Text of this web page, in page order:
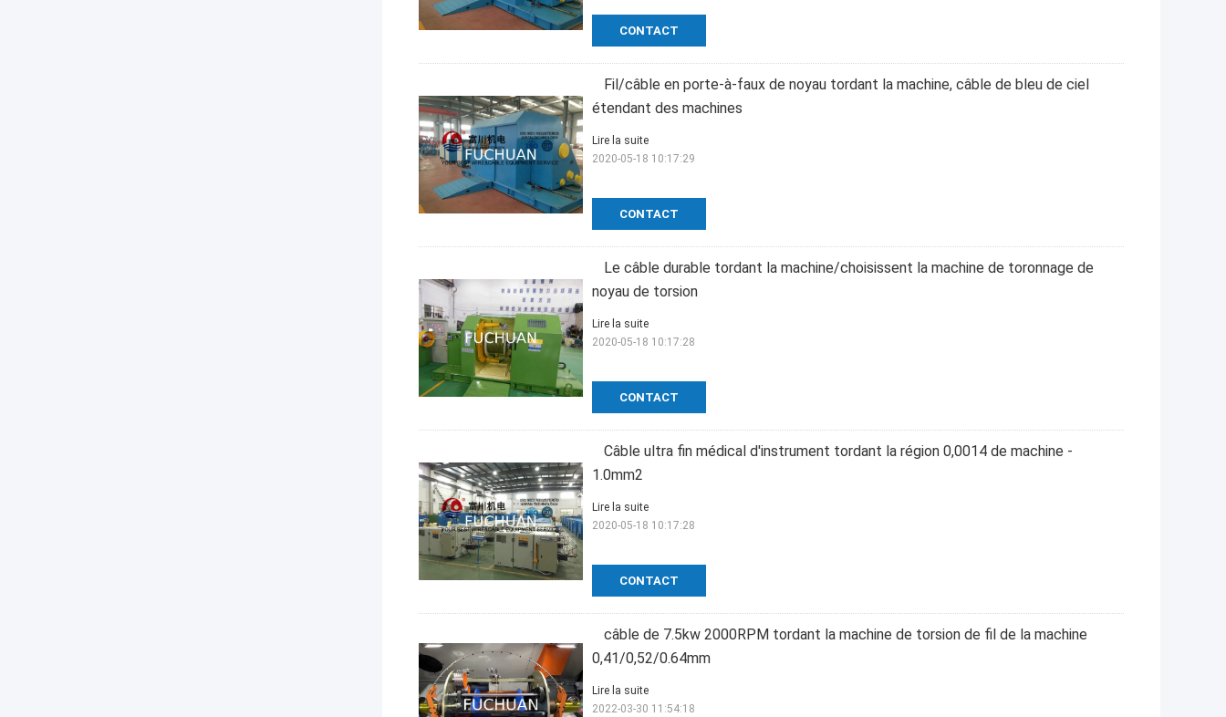
CONTACT
Fil/câble en porte-à-faux de noyau tordant la machine, câble de bleu de ciel
étendant des machines
CONTACT
Lire la suite
2020-05-18 10:17:29
Le câble durable tordant la machine/choisissent la machine de toronnage de
noyau de torsion
CONTACT
Lire la suite
2020-05-18 10:17:28
Câble ultra fin médical d'instrument tordant la région 0,0014 de machine -
1.0mm2
CONTACT
Lire la suite
2020-05-18 10:17:28
câble de 7.5kw 2000RPM tordant la machine de torsion de fil de la machine
0,41/0,52/0.64mm
Lire la suite
2022-03-30 11:54:18